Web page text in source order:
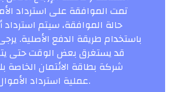
تمت الموافقة على استرداد
حالة الموافقة، سيتم استرداد
باستخدام طريقة الدفع الأصلية.
قد يستغرق بعض الوقت حتى
شركة بطاقة الائتمان
عملية استرداد الأموال ونشرها أيضًا.